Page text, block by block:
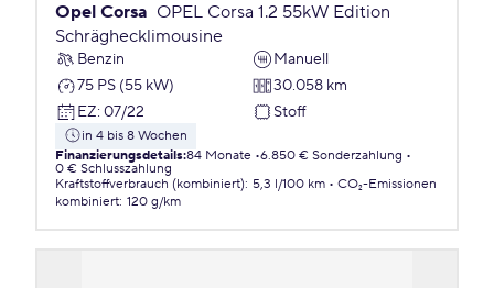
Opel Corsa OPEL Corsa 1.2 55kW Edition
Schräghecklimousine
Benzin
Manuell
75 PS (55 kW)
30.058 km
EZ: 07/22 Stoff
in 4 bis 8 Wochen
Finanzierungsdetails:84 Monate 6.850 € Sonderzahlung
0 € Schlusszahlung
Kraftstoffverbrauch (kombiniert): 5,3 l/100 km
CO₂-Emissionen
kombiniert: 120 g/km